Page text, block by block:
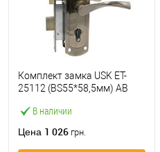
В наличии
Комплект замка USK ET-
25112 (BS55*58,5мм) AB
Цена 1 026 грн.